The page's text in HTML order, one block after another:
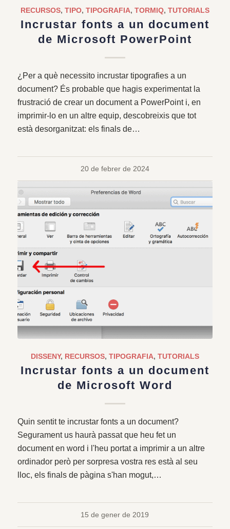
RECURSOS, TIPO, TIPOGRAFIA, TORMIQ, TUTORIALS
Incrustar fonts a un document
de Microsoft PowerPoint
¿Per a què necessito incrustar tipografies a un
document? És probable que hagis experimentat la
frustració de crear un document a PowerPoint i, en
imprimir-lo en un altre equip, descobreixis que tot
està desorganitzat: els finals de…
20 de febrer de 2024
DISSENY, RECURSOS, TIPOGRAFIA, TUTORIALS
Incrustar fonts a un document
de Microsoft Word
Quin sentit te incrustar fonts a un document?
Segurament us haurà passat que heu fet un
document en word i l'heu portat a imprimir a un altre
ordinador però per sorpresa vostra res està al seu
lloc, els finals de pàgina s'han mogut,…
15 de gener de 2019